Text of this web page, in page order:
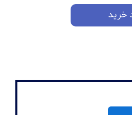
خرید